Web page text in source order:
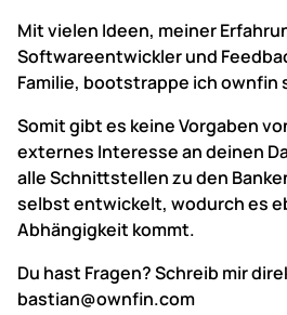
Mit vielen Ideen, meiner
Softwareentwickler und
Familie, bootstrappe ich ownfin
Somit gibt es keine Vorgaben
externes Interesse an deinen
alle Schnittstellen zu den
selbst entwickelt, wodurch es
Abhängigkeit kommt.
Du hast Fragen? Schreib mir
bastian@ownfin.com